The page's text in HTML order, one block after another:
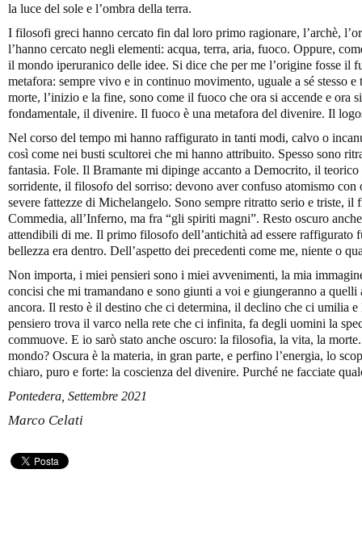
la luce del sole e l’ombra della terra.
I filosofi greci hanno cercato fin dal loro primo ragionare, l’archè,
l’hanno cercato negli elementi: acqua, terra, aria, fuoco. Oppure,
il mondo iperuranico delle idee. Si dice che per me l’origine fosse il
metafora: sempre vivo e in continuo movimento, uguale a sé stesso
morte, l’inizio e la fine, sono come il fuoco che ora si accende e ora
fondamentale, il divenire. Il fuoco è una metafora del divenire. Il
Nel corso del tempo mi hanno raffigurato in tanti modi, calvo o
così come nei busti scultorei che mi hanno attribuito. Spesso sono
fantasia. Fole. Il Bramante mi dipinge accanto a Democrito, il
sorridente, il filosofo del sorriso: devono aver confuso atomismo
severe fattezze di Michelangelo. Sono sempre ritratto serio e triste,
Commedia, all’Inferno, ma fra “gli spiriti magni”. Resto oscuro
attendibili di me. Il primo filosofo dell’antichità ad essere raffigurato
bellezza era dentro. Dell’aspetto dei precedenti come me, niente o
Non importa, i miei pensieri sono i miei avvenimenti, la mia
concisi che mi tramandano e sono giunti a voi e giungeranno a
ancora. Il resto è il destino che ci determina, il declino che ci umilia
pensiero trova il varco nella rete che ci infinita, fa degli uomini la
commuove. E io sarò stato anche oscuro: la filosofia, la vita, la
mondo? Oscura è la materia, in gran parte, e perfino l’energia, lo
chiaro, puro e forte: la coscienza del divenire. Purché ne facciate
Pontedera, Settembre 2021
Marco Celati